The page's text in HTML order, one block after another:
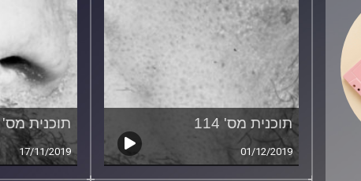
תוכנית מס' 114
01/12/2019
תוכנית מס' 113
17/11/2019